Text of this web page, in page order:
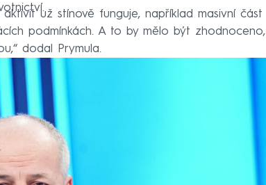
už stínově funguje, například masivní část
podmínkách. A to by mělo být zhodnoceno,
dodal Prymula.